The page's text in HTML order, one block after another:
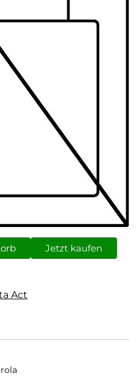
Jetzt kaufen
Act